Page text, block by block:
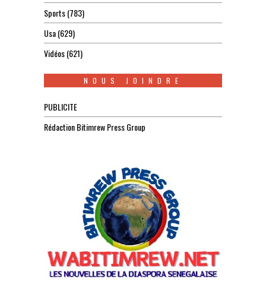
Sports(783)
Usa(629)
Vidéos(621)
NOUS JOINDRE
PUBLICITE
Rédaction Bitimrew Press Group